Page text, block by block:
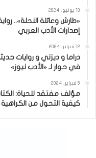
10 يونيو، 2024
«طارش وعائلة النحلة»..
إصدارات الأدب العربي
12 فبراير، 2024
دراما و ديزني و روايات
في حوار لـ «الأدب نيوز»
5 فبراير، 2024
مؤلف مفتقد للحياة:
كيفية التحول من